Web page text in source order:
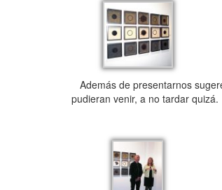
Además de presentarnos
pudieran venir, a no tardar quizá.